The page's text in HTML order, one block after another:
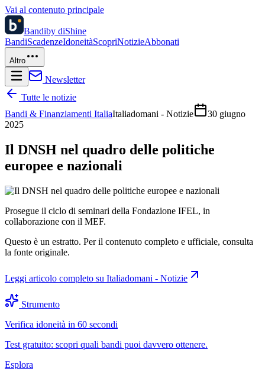
Vai al contenuto principale
Bandiby diShine
BandiScadenzeIdoneitàScopriNotizieAbbonati
Altro
Newsletter
Tutte le notizie
Bandi & Finanziamenti ItaliaItaliadomani - Notizie
30 giugno
2025
Il DNSH nel quadro delle politiche
europee e nazionali
Prosegue il ciclo di seminari della Fondazione IFEL, in
collaborazione con il MEF.
Questo è un estratto. Per il contenuto completo e ufficiale, consulta
la fonte originale.
Leggi articolo completo su Italiadomani - Notizie
Strumento
Verifica idoneità in 60 secondi
Test gratuito: scopri quali bandi puoi davvero ottenere.
Esplora